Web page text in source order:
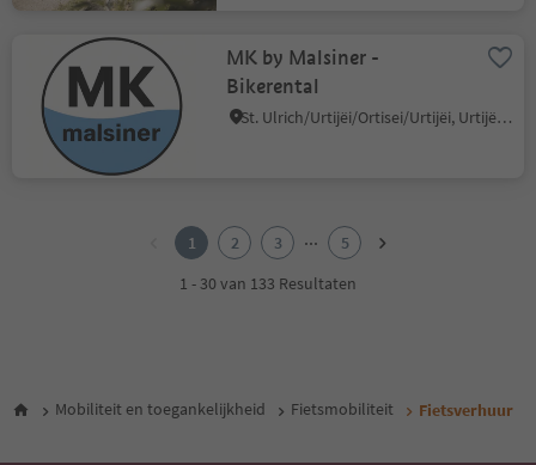
MK by Malsiner -
Bikerental
St. Ulrich/Urtijëi/Ortisei/Urtijëi, Urtijëi/Ortisei, Dolomites Region Val Gardena
1 2 3 ...
5
1 - 30 van 133 Resultaten
Mobiliteit en toegankelijkheid Fietsmobiliteit Fietsverhuur